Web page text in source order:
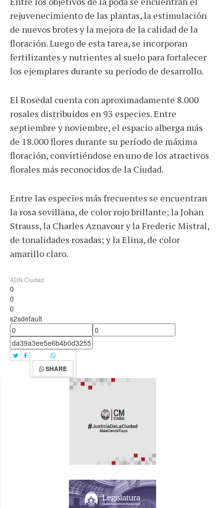
rejuvenecimiento de las plantas, la estimulación
de nuevos brotes y la mejora de la calidad de la
floración. Luego de esta tarea, se incorporan
fertilizantes y nutrientes al suelo para fortalecer
los ejemplares durante su período de desarrollo.
El Rosedal cuenta con aproximadamente 8.000
rosales distribuidos en 93 especies. Entre
septiembre y noviembre, el espacio alberga más
de 18.000 flores durante su período de máxima
floración, convirtiéndose en uno de los atractivos
florales más reconocidos de la Ciudad.
Entre las especies más frecuentes se encuentran
la rosa sevillana, de color rojo brillante; la Johan
Strauss, la Charles Aznavour y la Frederic Mistral,
de tonalidades rosadas; y la Elina, de color
amarillo claro.
ADN Ciudad
0
0
0
s2sdefault
SHARE